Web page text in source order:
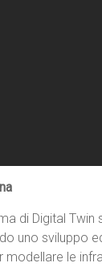
di Digital
uno sviluppo
modellare le